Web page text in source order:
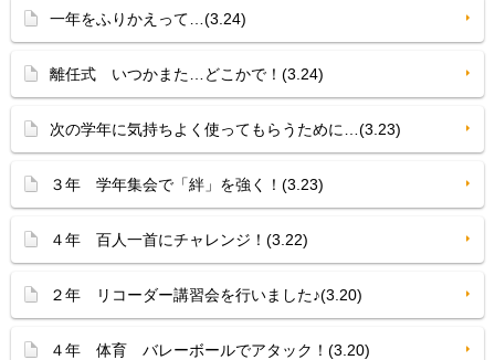
一年をふりかえって…(3.24)
離任式 いつかまた…どこかで！(3.24)
次の学年に気持ちよく使ってもらうために…(3.23)
３年 学年集会で「絆」を強く！(3.23)
４年 百人一首にチャレンジ！(3.22)
２年 リコーダー講習会を行いました♪(3.20)
４年 体育 バレーボールでアタック！(3.20)